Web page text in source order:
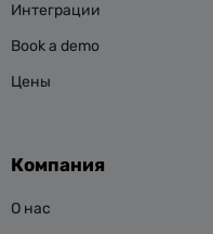
Интеграции
Book a demo
Цены
Компания
О нас